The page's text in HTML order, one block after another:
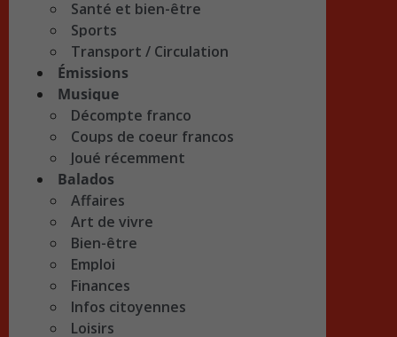
Santé et bien-être
Sports
Transport / Circulation
Émissions
Musique
Décompte franco
Coups de coeur francos
Joué récemment
Balados
Affaires
Art de vivre
Bien-être
Emploi
Finances
Infos citoyennes
Loisirs